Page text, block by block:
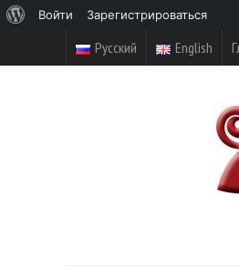
Русский English
WordPress
Войти Зарегистрироваться